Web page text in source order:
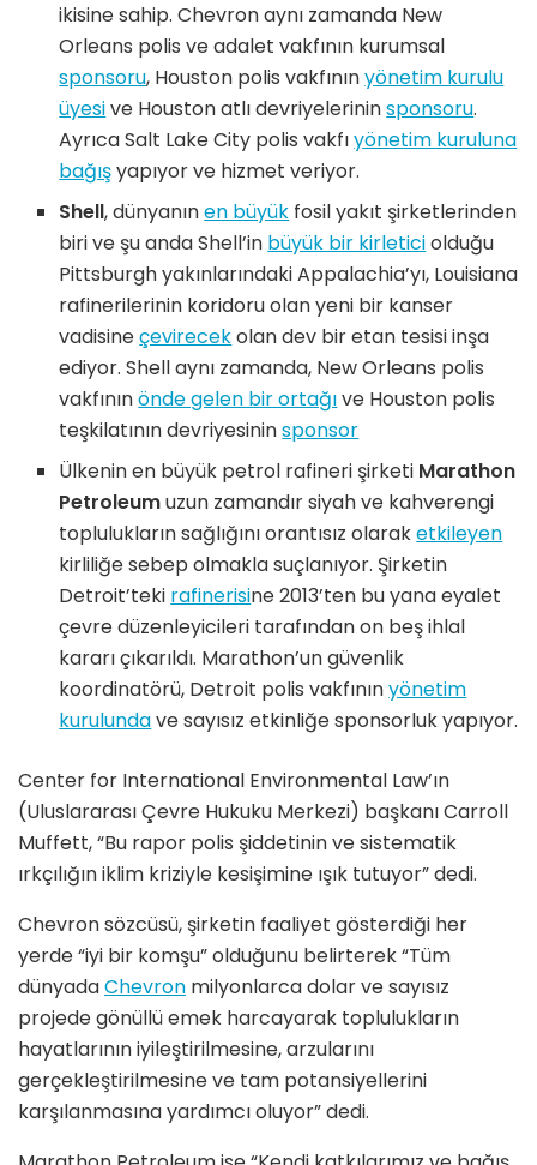
ikisine sahip. Chevron aynı zamanda New
Orleans polis ve adalet vakfının kurumsal
sponsoru, Houston polis vakfınınyönetim kurulu
üyesive Houston atlı devriyelerininsponsoru.
Ayrıca Salt Lake City polis vakfıyönetim kuruluna
bağışyapıyor ve hizmet veriyor.
Shell, dünyanınen büyük fosil yakıt şirketlerinden
biri ve şu anda Shell’in büyük bir kirleticiolduğu
Pittsburgh yakınlarındaki Appalachia’yı, Louisiana
rafinerilerinin koridoru olan yeni bir kanser
vadisineçevirecekolan dev bir etan tesisi inşa
ediyor. Shell aynı zamanda, New Orleans polis
vakfınınönde gelen bir ortağıve Houston polis
teşkilatının devriyesininsponsor
Ülkenin en büyük petrol rafineri şirketi Marathon
Petroleumuzun zamandır siyah ve kahverengi
toplulukların sağlığını orantısız olaraketkileyen
kirliliğe sebep olmakla suçlanıyor. Şirketin
Detroit’teki rafinerisine 2013’ten bu yana eyalet
çevre düzenleyicileri tarafından on beş ihlal
kararı çıkarıldı. Marathon’un güvenlik
koordinatörü, Detroit polis vakfınınyönetim
kurulundave sayısız etkinliğe sponsorluk yapıyor.
Center for International Environmental Law’ın
(Uluslararası Çevre Hukuku Merkezi) başkanı Carroll
Muffett, “Bu rapor polis şiddetinin ve sistematik
ırkçılığın iklim kriziyle kesişimine ışık tutuyor” dedi.
Chevron sözcüsü, şirketin faaliyet gösterdiği her
yerde “iyi bir komşu” olduğunu belirterek “Tüm
dünyadaChevron milyonlarca dolar ve sayısız
projede gönüllü emek harcayarak toplulukların
hayatlarının iyileştirilmesine, arzularını
gerçekleştirilmesine ve tam potansiyellerini
karşılanmasına yardımcı oluyor” dedi.